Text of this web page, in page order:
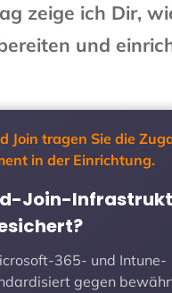
zeige ich Dir,
und
Join tragen Sie die
in der Einrichtung.
Join-
365- und Intune-
gegen